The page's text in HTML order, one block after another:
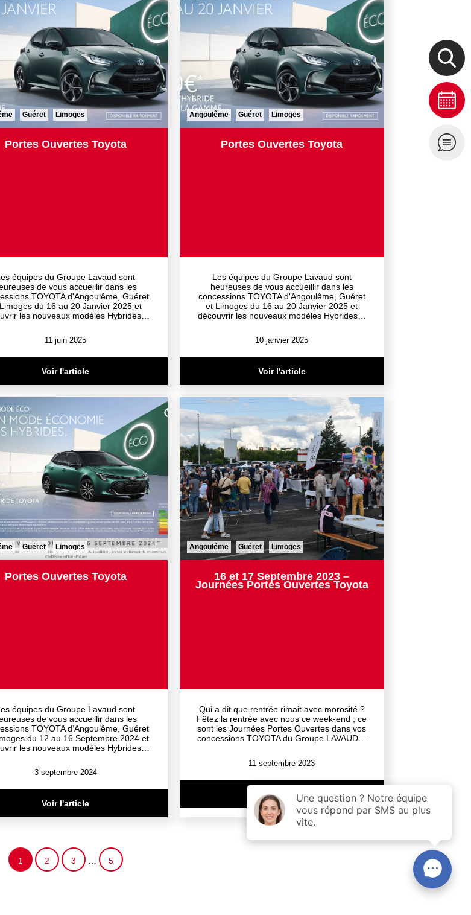
Guéret Limoges
Portes Ouvertes Toyota
équipes du Groupe Lavaud sont
de vous accueillir dans les
TOYOTA d'Angoulême, Guéret
du 16 au 20 Janvier 2025 et
les nouveaux modèles Hybrides…
11 juin 2025
Voir l'article
Angoulême Guéret Limoges
Portes Ouvertes Toyota
Les équipes du Groupe Lavaud sont
heureuses de vous accueillir dans les
concessions TOYOTA d'Angoulême, Guéret
et Limoges du 16 au 20 Janvier 2025 et
découvrir les nouveaux modèles Hybrides…
10 janvier 2025
Voir l'article
Guéret Limoges
Portes Ouvertes Toyota
équipes du Groupe Lavaud sont
de vous accueillir dans les
TOYOTA d’Angoulême, Guéret
du 12 au 16 Septembre 2024 et
les nouveaux modèles Hybrides…
3 septembre 2024
Voir l'article
Angoulême Guéret Limoges
16 et 17 Septembre 2023 –
Journées Portes Ouvertes Toyota
Qui a dit que rentrée rimait avec morosité ?
Fêtez la rentrée avec nous ce week-end ; ce
sont les Journées Portes Ouvertes dans vos
concessions TOYOTA du Groupe LAVAUD…
11 septembre 2023
Voir l'article
1 2 3 … 5